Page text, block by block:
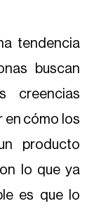
tendencia
buscan
creencias
en cómo los
producto
lo que ya
es que lo